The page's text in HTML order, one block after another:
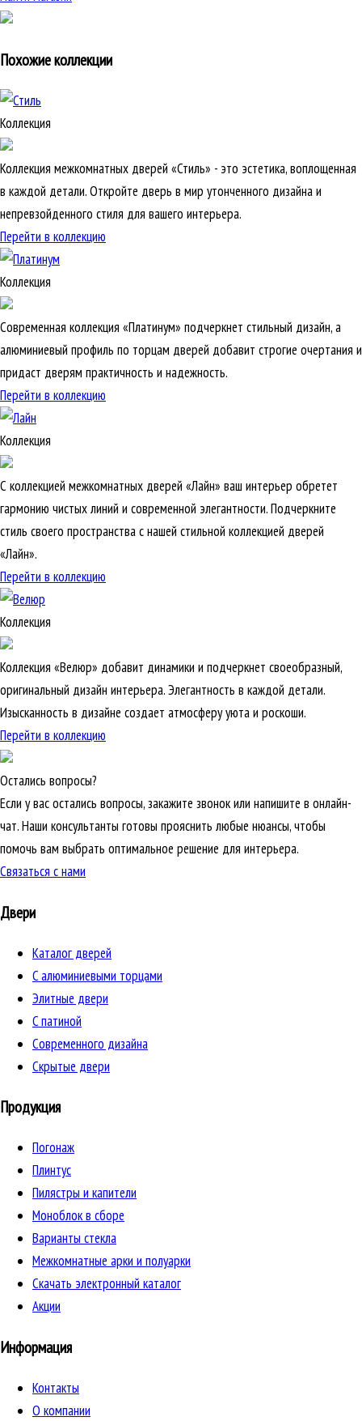
Похожие коллекции
Коллекция
Коллекция межкомнатных дверей «Стиль» - это эстетика, воплощенная
в каждой детали. Откройте дверь в мир утонченного дизайна и
непревзойденного стиля для вашего интерьера.
Перейти в коллекцию
Коллекция
Современная коллекция «Платинум» подчеркнет стильный дизайн, а
алюминиевый профиль по торцам дверей добавит строгие очертания и
придаст дверям практичность и надежность.
Перейти в коллекцию
Коллекция
С коллекцией межкомнатных дверей «Лайн» ваш интерьер обретет
гармонию чистых линий и современной элегантности. Подчеркните
стиль своего пространства с нашей стильной коллекцией дверей
«Лайн».
Перейти в коллекцию
Коллекция
Коллекция «Велюр» добавит динамики и подчеркнет своеобразный,
оригинальный дизайн интерьера. Элегантность в каждой детали.
Изысканность в дизайне создает атмосферу уюта и роскоши.
Перейти в коллекцию
Остались вопросы?
Если у вас остались вопросы, закажите звонок или напишите в онлайн-
чат. Наши консультанты готовы прояснить любые нюансы, чтобы
помочь вам выбрать оптимальное решение для интерьера.
Связаться с нами
Двери
Каталог дверей
C алюминиевыми торцами
Элитные двери
C патиной
Cовременного дизайна
Скрытые двери
Продукция
Погонаж
Плинтус
Пилястры и капители
Моноблок в сборе
Варианты стекла
Межкомнатные арки и полуарки
Скачать электронный каталог
Акции
Информация
Контакты
О компании